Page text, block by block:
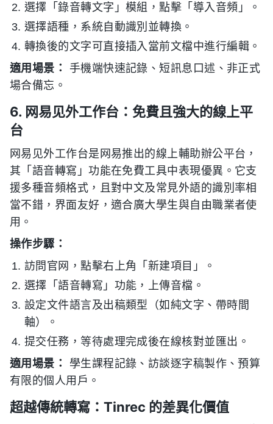
選擇「錄音轉文字」模組，點擊「導入音頻」。
選擇語種，系統自動識別並轉換。
轉換後的文字可直接插入當前文檔中進行編輯。
適用場景：
手機端快速記錄、短訊息口述、非正式
場合備忘。
6. 网易见外工作台：免費且強大的線上平
台
网易见外工作台是网易推出的線上輔助辦公平台，
其「語音轉寫」功能在免費工具中表現優異。它支
援多種音頻格式，且對中文及常見外語的識別率相
當不錯，界面友好，適合廣大學生與自由職業者使
用。
操作步驟：
訪問官网，點擊右上角「新建項目」。
選擇「語音轉寫」功能，上傳音檔。
設定文件語言及出稿類型（如純文字、帶時間
軸）。
提交任務，等待處理完成後在線核對並匯出。
適用場景：
學生課程記錄、訪談逐字稿製作、預算
有限的個人用戶。
超越傳統轉寫：Tinrec 的差異化價值